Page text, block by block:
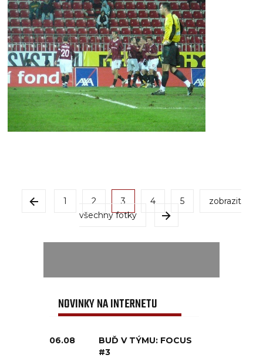
1 2 3 4 5
zobrazit
všechny fotky
NOVINKY NA INTERNETU
06.08
BUĎ V TÝMU: FOCUS
#3